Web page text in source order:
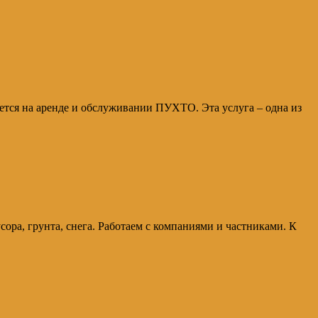
на аренде и обслуживании ПУХТО. Эта услуга – одна из
грунта, снега. Работаем с компаниями и частниками. К